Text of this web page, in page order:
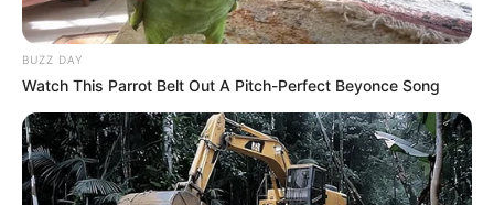
Falleció señora
atropellada por un
Mosquera; responsable
intentó volarse con
borrachera grado 2
CORTES DE LUZ
BUZZ DAY
Watch This Parrot Belt Out A Pitch-Perfect Beyonce Song